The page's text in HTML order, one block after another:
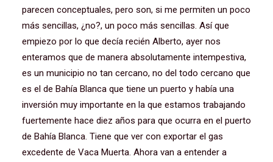
parecen conceptuales, pero son, si me permiten un poco
más sencillas, ¿no?, un poco más sencillas. Así que
empiezo por lo que decía recién Alberto, ayer nos
enteramos que de manera absolutamente intempestiva,
es un municipio no tan cercano, no del todo cercano que
es el de Bahía Blanca que tiene un puerto y había una
inversión muy importante en la que estamos trabajando
fuertemente hace diez años para que ocurra en el puerto
de Bahía Blanca. Tiene que ver con exportar el gas
excedente de Vaca Muerta. Ahora van a entender a